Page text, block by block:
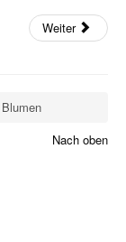
Weiter
Blumen
Nach oben